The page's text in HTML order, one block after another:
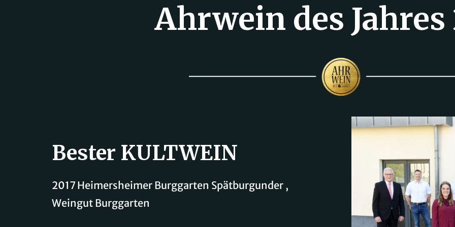
Ahrwein des Jahres
Bester KULTWEIN
2017 Heimersheimer Burggarten Spätburgunder ,
Weingut Burggarten